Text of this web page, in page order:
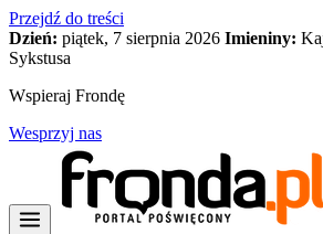
Przejdź do treści
Dzień: piątek, 7 sierpnia 2026 Imieniny:
Sykstusa
Wspieraj Frondę
Wesprzyj nas